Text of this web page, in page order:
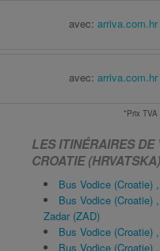
avec: arriva.com.hr
avec: arriva.com.hr
*Prix
LES ITINÉRAIRES DE
CROATIE (HRVATSKA)
Bus Vodice
Bus Vodice
Zadar (ZAD)
Bus Vodice
Bus Vodice